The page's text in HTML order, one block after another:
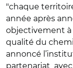
"chaque
année après
objectivement à
qualité du
annoncé
partenariat